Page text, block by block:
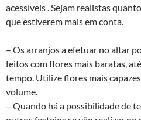
acessíveis. Sejam realistas
que estiverem mais em conta.
– Os arranjos a efetuar no altar
feitos com flores mais baratas,
tempo. Utilize flores mais
volume.
– Quando há a possibilidade de